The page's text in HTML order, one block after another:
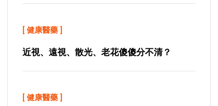
[ 健康醫藥 ]
近視、遠視、散光、老花傻傻分不清？
[ 健康醫藥 ]